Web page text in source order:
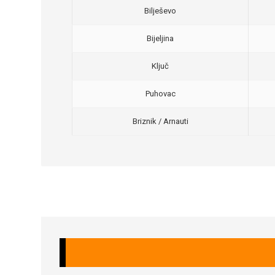
Bilješevo
Bijeljina
Ključ
Puhovac
Briznik / Arnauti